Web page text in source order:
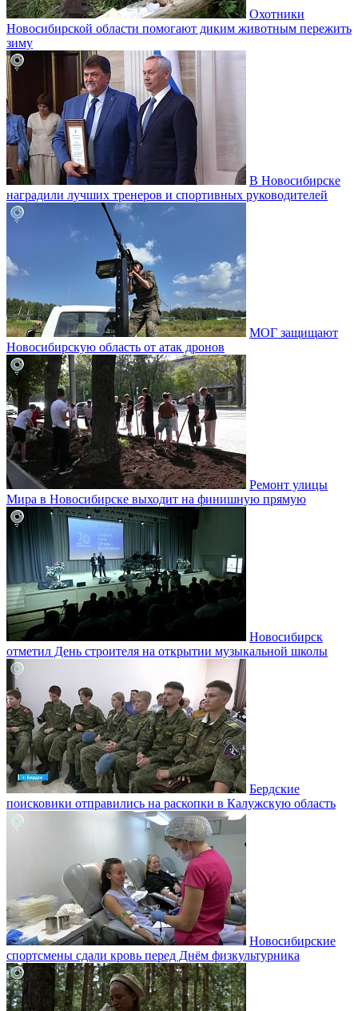
Охотники
Новосибирской области помогают диким животным пережить
зиму
В Новосибирске
наградили лучших тренеров и спортивных руководителей
МОГ защищают
Новосибирскую область от атак дронов
Ремонт улицы
Мира в Новосибирске выходит на финишную прямую
Новосибирск
отметил День строителя на открытии музыкальной школы
Бердские
поисковики отправились на раскопки в Калужскую область
Новосибирские
спортсмены сдали кровь перед Днём физкультурника